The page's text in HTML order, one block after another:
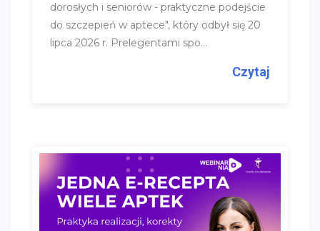
dorosłych i seniorów - praktyczne podejście
do szczepień w aptece", który odbył się 20
lipca 2026 r. Prelegentami spo...
Czytaj